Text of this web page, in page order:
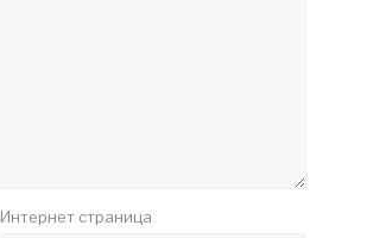
Интернет страница